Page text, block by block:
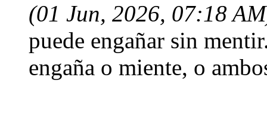
(01 Jun, 2026, 07:18
puede engañar sin
engaña o miente, o